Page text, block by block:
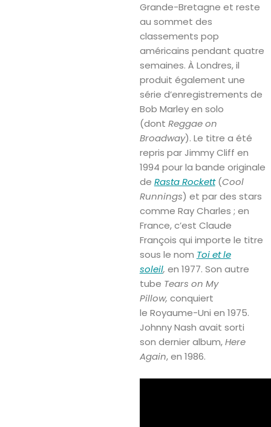
Grande-Bretagne et reste
au sommet des
classements pop
américains pendant quatre
semaines. À Londres, il
produit également une
série d’enregistrements de
Bob Marley en solo
(dont Reggae on
Broadway). Le titre a été
repris par Jimmy Cliff en
1994 pour la bande originale
de Rasta Rockett(Cool
Runnings) et par des stars
comme Ray Charles ; en
France, c’est Claude
François qui importe le titre
sous le nom Toi et le
soleil, en 1977. Son autre
tube Tears on My
Pillow, conquiert
le Royaume-Uni en 1975.
Johnny Nash avait sorti
son dernier album,Here
Again, en 1986.